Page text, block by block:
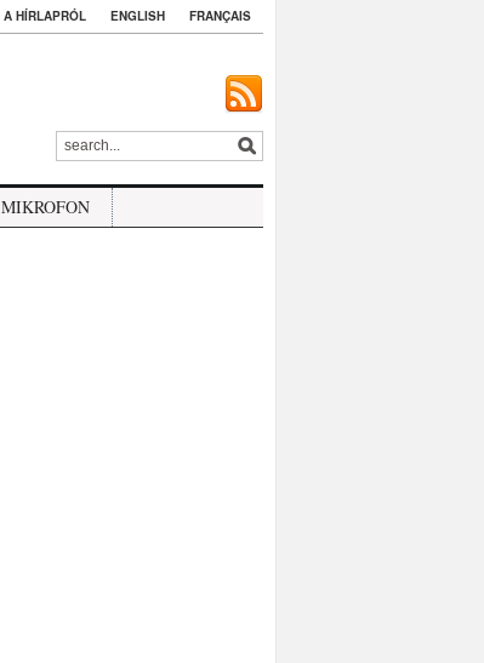
A HÍRLAPRÓL ENGLISH FRANÇAIS
MIKROFON